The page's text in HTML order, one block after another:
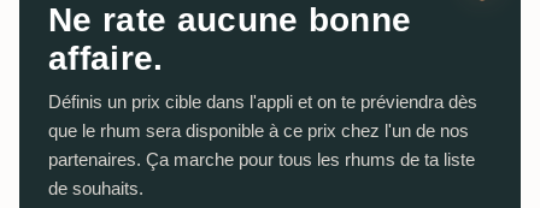
Ne rate aucune bonne
affaire.
Définis un prix cible dans l'appli et on te préviendra dès
que le rhum sera disponible à ce prix chez l'un de nos
partenaires. Ça marche pour tous les rhums de ta liste
de souhaits.